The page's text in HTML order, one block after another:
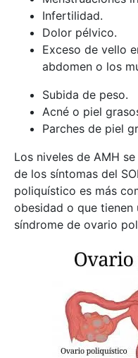
Infertilidad.
Dolor pélvico.
Exceso de vello
abdomen o los
Subida de peso.
Acné o piel
Parches de piel
Los niveles de AMH
de los síntomas del
poliquístico es más
obesidad o que tienen
síndrome de ovario